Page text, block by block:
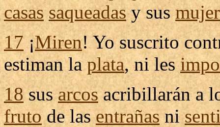
casas saqueadasy sus
17¡Miren! Yosuscrito
estimanlaplata, ni les
18susarcos acribillarána
frutode lasentrañasni